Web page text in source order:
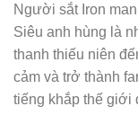
Người sắt Iron
Siêu anh hùng là
thanh thiếu niên
cảm và trở thành
tiếng khắp thế giới